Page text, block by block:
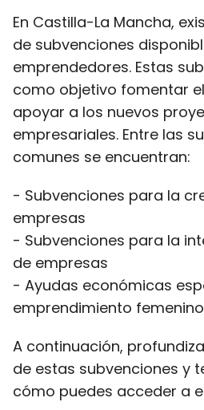
En Castilla-La Mancha,
de subvenciones
emprendedores. Estas
como objetivo fomentar
apoyar a los nuevos
empresariales. Entre las
comunes se encuentran:
- Subvenciones para la
empresas
- Subvenciones para la
de empresas
- Ayudas económicas
emprendimiento femenino
A continuación,
de estas subvenciones y
cómo puedes acceder a